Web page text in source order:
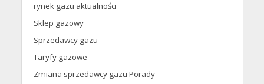
rynek gazu aktualności
Sklep gazowy
Sprzedawcy gazu
Taryfy gazowe
Zmiana sprzedawcy gazu Porady